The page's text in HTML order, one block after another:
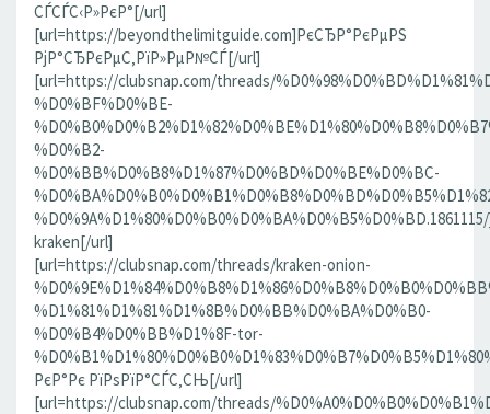
СЃСЃС‹Р»РєР°[/url]
[url=https://beyondthelimitguide.com]РєСЂР°РєРµРЅ
РјР°СЂРєРµС‚РїР»РµР№СЃ[/url]
[url=https://clubsnap.com/threads/
%D0%BF%D0%BE-
%D0%B2-
%D0%BB%D0%B8%D1%87%D0%BD%D0%BE%D0%BC-
kraken[/url]
[url=https://clubsnap.com/threads/kraken-onion-
%D1%81%D1%81%D1%8B%D0%BB%D0%BA%D0%B0-
%D0%B4%D0%BB%D1%8F-tor-
РєР°Рє РїРѕРїР°СЃС‚СЊ[/url]
[url=https://clubsnap.com/threads/